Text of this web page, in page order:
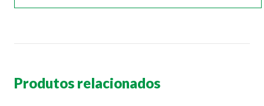
Produtos relacionados